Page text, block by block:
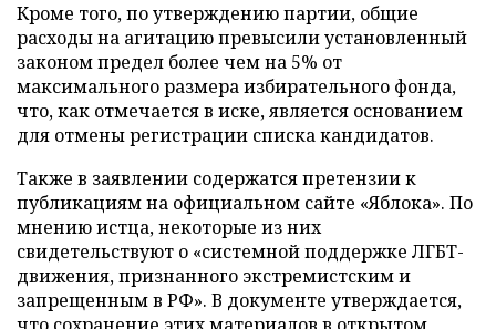
Кроме того, по утверждению партии, общие
расходы на агитацию превысили установленный
законом предел более чем на 5% от
максимального размера избирательного фонда,
что, как отмечается в иске, является основанием
для отмены регистрации списка кандидатов.
Также в заявлении содержатся претензии к
публикациям на официальном сайте «Яблока». По
мнению истца, некоторые из них
свидетельствуют о «системной поддержке ЛГБТ-
движения, признанного экстремистским и
запрещенным в РФ». В документе утверждается,